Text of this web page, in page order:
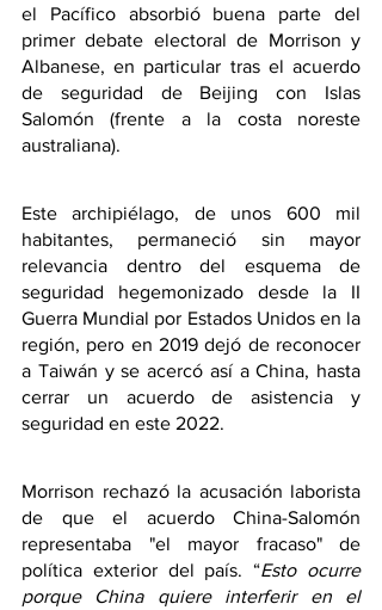
el Pacífico absorbió buena parte del
primer debate electoral de Morrison y
Albanese, en particular tras el acuerdo
de seguridad de Beijing con Islas
Salomón (frente a la costa noreste
australiana).
Este archipiélago, de unos 600 mil
habitantes, permaneció sin mayor
relevancia dentro del esquema de
seguridad hegemonizado desde la II
Guerra Mundial por Estados Unidos en la
región, pero en 2019 dejó de reconocer
a Taiwán y se acercó así a China, hasta
cerrar un acuerdo de asistencia y
seguridad en este 2022.
Morrison rechazó la acusación laborista
de que el acuerdo China-Salomón
representaba "el mayor fracaso" de
política exterior del país. “Esto ocurre
porque China quiere interferir en el